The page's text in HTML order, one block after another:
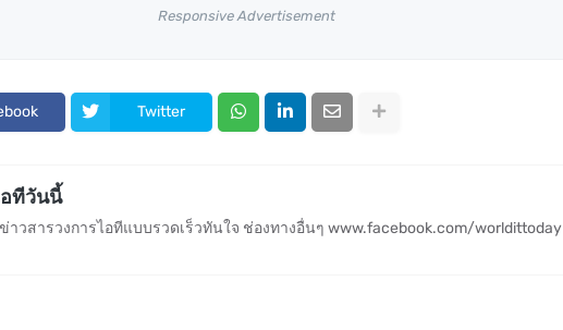
Responsive Advertisement
Twitter
ทีวันนี้
าวสารวงการไอทีแบบรวดเร็วทันใจ ช่องทางอื่นๆ www.facebook.com/worldittoday